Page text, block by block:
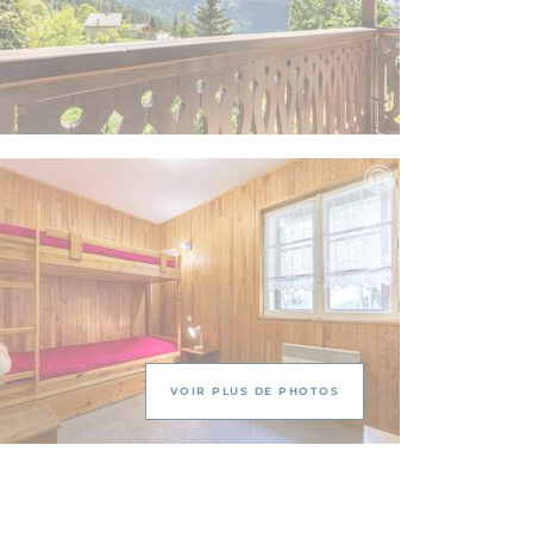
VOIR PLUS DE PHOTOS